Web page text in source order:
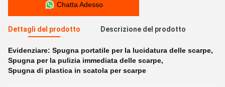
Chatta Adesso
Dettagli del prodotto Descrizione del prodotto
Evidenziare: Spugna portatile per la lucidatura delle scarpe,
Spugna per la pulizia immediata delle scarpe,
Spugna di plastica in scatola per scarpe